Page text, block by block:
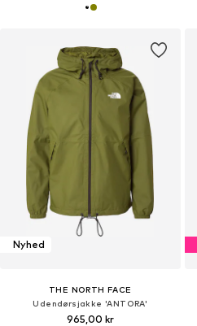
Nyhed
THE NORTH FACE
Udendørsjakke 'ANTORA'
965,00 kr